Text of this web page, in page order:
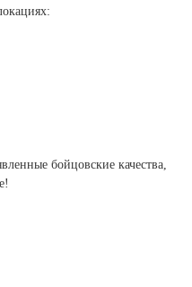
для розничных
бойцовские качества,